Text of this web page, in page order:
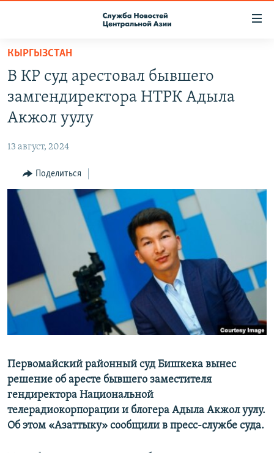
Вернуться
основному
содержанию
Вернутся
главной
навигации
Вернутся
поиску
ПОДПИСКА
КОНТАКТЫ
НАСТОЯЩЕЕ ВРЕМЯ
МИГРАНТ МЕДИА
КЫРГЫЗСТАН
В КР суд арестовал бывшего
замгендиректора НТРК Адыла
Акжол уулу
13 август, 2024
Поделиться
Первомайский районный суд Бишкека вынес
решение об аресте бывшего заместителя
гендиректора Национальной
телерадиокорпорации и блогера Адыла Акжол уулу.
Об этом «Азаттыку» сообщили в пресс-службе суда.